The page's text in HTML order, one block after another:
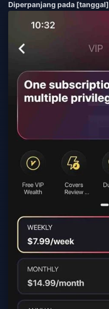
Diperpanjang pada [tanggal]